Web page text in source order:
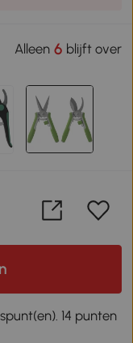
Alleen6 blijft over
14 punten